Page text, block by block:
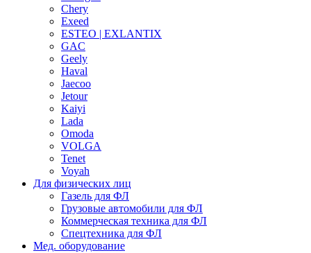
Chery
Exeed
ESTEO | EXLANTIX
GAC
Geely
Haval
Jaecoo
Jetour
Kaiyi
Lada
Omoda
VOLGA
Tenet
Voyah
Для физических лиц
Газель для ФЛ
Грузовые автомобили для ФЛ
Коммерческая техника для ФЛ
Спецтехника для ФЛ
Мед. оборудование